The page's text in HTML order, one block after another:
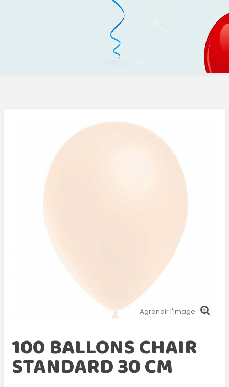
Agrandir l'image
100 BALLONS CHAIR
STANDARD 30 CM